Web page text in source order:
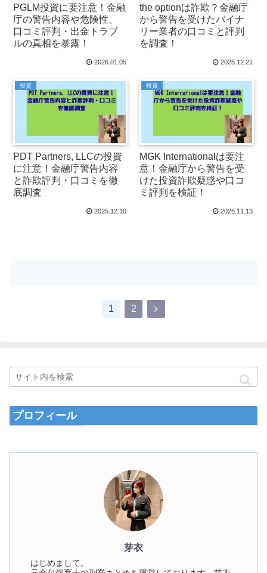
PGLM投資に要注意！金融
庁の警告内容や危険性、
口コミ評判・出金トラブ
ルの真相を暴露！
2026.01.05
the optionは詐欺？金融庁
から警告を受けたバイナ
リー業者の口コミと評判
を調査！
2025.12.21
投資
PDT Partners, LLCの投資
に注意！金融庁警告内容
と詐欺評判・口コミを徹
底調査
2025.12.10
投資
MGK Internationalは要注
意！金融庁から警告を受
けた投資詐欺疑惑や口コ
ミ評判を検証！
2025.11.13
1 2
プロフィール
芽衣
はじめまして。